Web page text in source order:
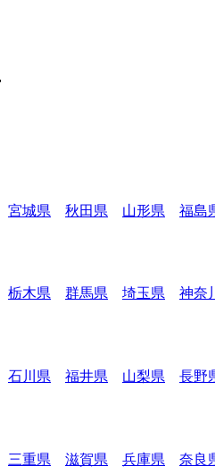
宮城県 秋田県 山形県 福島
栃木県 群馬県 埼玉県 神奈
石川県 福井県 山梨県 長野
三重県 滋賀県 兵庫県 奈良